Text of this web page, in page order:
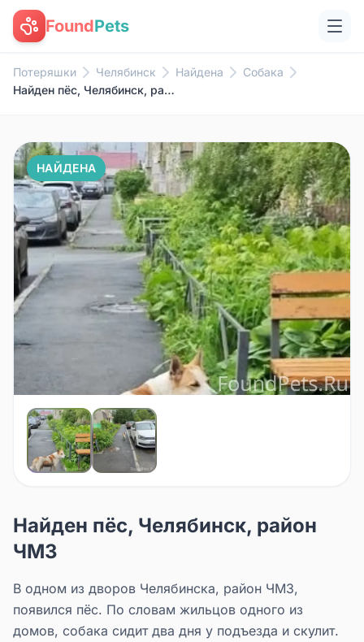
FoundPets
Потеряшки Челябинск Найдена
Собака
Найден пёс, Челябинск, район ЧМЗ
НАЙДЕНА
Найден пёс, Челябинск, район
ЧМЗ
В одном из дворов Челябинска, район ЧМЗ,
появился пёс. По словам жильцов одного из
домов, собака сидит два дня у подъезда и скулит.